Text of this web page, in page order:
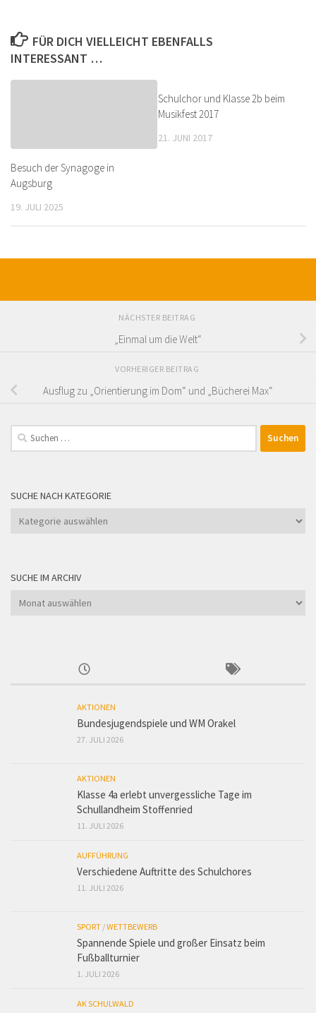
FÜR DICH VIELLEICHT EBENFALLS
INTERESSANT …
Besuch der Synagoge in
Augsburg
19. JULI 2025
Schulchor und Klasse 2b beim
Musikfest 2017
21. JUNI 2017
NÄCHSTER BEITRAG
„Einmal um die Welt“
VORHERIGER BEITRAG
Ausflug zu „Orientierung im Dom“ und „Bücherei Max“
Suchen
nach:
SUCHE NACH KATEGORIE
Suche
SUCHE IM ARCHIV
Suche
AKTIONEN
Bundesjugendspiele und WM Orakel
27. JULI 2026
AKTIONEN
Klasse 4a erlebt unvergessliche Tage im
Schullandheim Stoffenried
11. JULI 2026
AUFFÜHRUNG
Verschiedene Auftritte des Schulchores
11. JULI 2026
SPORT /WETTBEWERB
Spannende Spiele und großer Einsatz beim
Fußballturnier
1. JULI 2026
AK SCHULWALD